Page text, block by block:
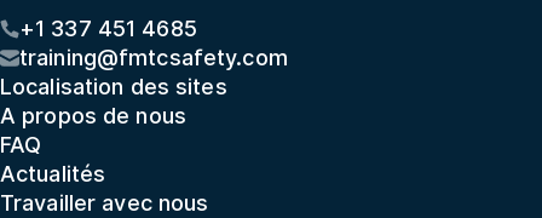
+1 337 451 4685
training@fmtcsafety.com
Localisation des sites
A propos de nous
FAQ
Actualités
Travailler avec nous